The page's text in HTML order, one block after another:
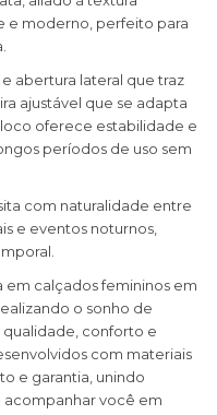
e moderno, perfeito para
abertura lateral que traz
ajustável que se adapta
oferece estabilidade e
períodos de uso sem
com naturalidade entre
e eventos noturnos,
em calçados femininos em
o sonho de
conforto e
com materiais
e garantia, unindo
acompanhar você em